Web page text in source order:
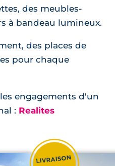
des meubles-
à bandeau lumineux.
des places de
pour chaque
engagements d'un
: Realites